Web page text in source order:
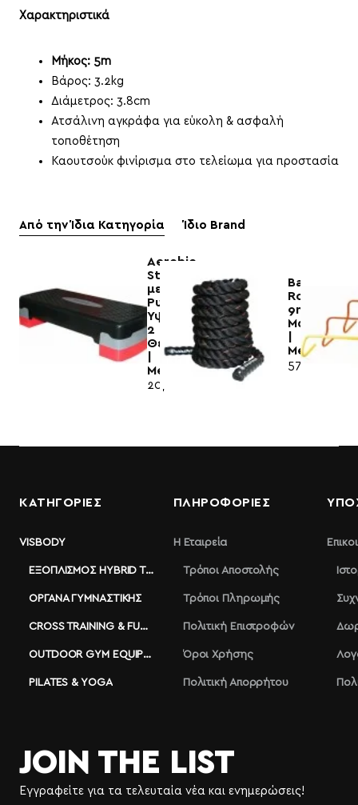
Χαρακτηριστικά
Μήκος: 5m
Βάρος: 3.2kg
Διάμετρος: 3.8cm
Ατσάλινη αγκράφα για εύκολη & ασφαλή
τοποθέτηση
Καουτσούκ φινίρισμα στο τελείωμα για προστασία
Από την Ίδια Κατηγορία Ίδιο Brand
Aerobic
Stepper
με
Ρυθμιζόμενο
Ύψος
2
Θέσεων
Megafitness
20,00€
Battle
Rope
9m
Μαύρο
57,80€
ΚΑΤΗΓΟΡΙΕΣ
VISBODY
ΕΞΟΠΛΙΣΜΌΣ HYBRID TRAINING
ΌΡΓΑΝΑ ΓΥΜΝΑΣΤΙΚΉΣ
CROSS TRAINING & FUNCTIONAL
OUTDOOR GYM EQUIPMENT
PILATES & YOGA
ΠΛΗΡΟΦΟΡΊΕΣ
Η Εταιρεία
Τρόποι Αποστολής
Τρόποι Πληρωμής
Πολιτική Επιστροφών
Όροι Χρήσης
Πολιτική Απορρήτου
JOIN THE LIST
Εγγραφείτε για τα τελευταία νέα και ενημερώσεις!